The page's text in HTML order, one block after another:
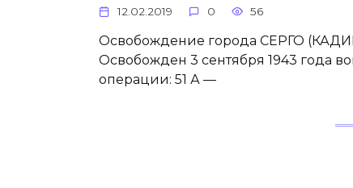
12.02.2019 0 56
Освобождение города СЕРГО
Освобожден 3 сентября 1943 года
операции: 51 А —